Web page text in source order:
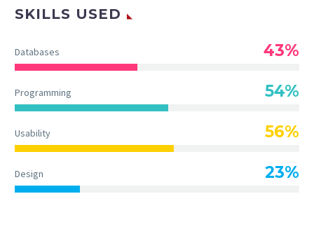
SKILLS USED
Databases 43%
Programming 54%
Usability 56%
Design 23%